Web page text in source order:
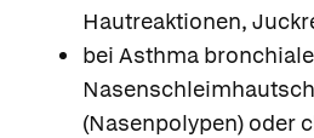
Hautreaktionen,
bei Asthma
(Nasenpolypen) oder